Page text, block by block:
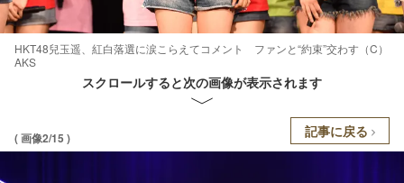
HKT48兒玉遥、紅白落選に涙こらえてコメント ファンと“約束”交わす（C）
AKS
スクロールすると次の画像が表示されます
( 画像2/15 ) 記事に戻る